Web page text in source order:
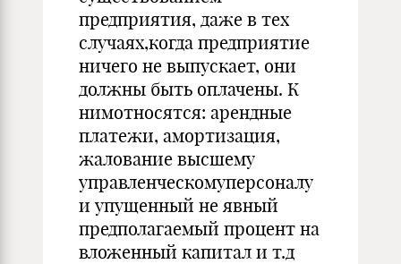
предприятия, даже в тех
случаях,когда предприятие
ничего не выпускает, они
должны быть оплачены. К
нимотносятся: арендные
платежи, амортизация,
жалование высшему
управленческомуперсоналу
и упущенный не явный
предполагаемый процент на
вложенный капитал и т.д